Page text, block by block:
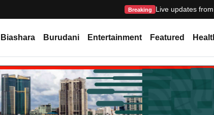
Breaking Live updates
Biashara Burudani Entertainment Featured